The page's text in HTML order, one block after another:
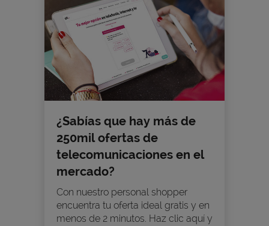
¿Sabías que hay más de
250mil ofertas de
telecomunicaciones en el
mercado?
Con nuestro personal shopper
encuentra tu oferta ideal gratis y en
menos de 2 minutos. Haz clic aquí y